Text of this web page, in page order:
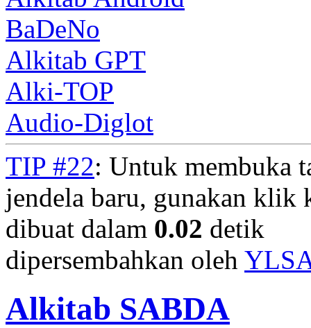
BaDeNo
Alkitab GPT
Alki-TOP
Audio-Diglot
TIP #22: Untuk membuka
jendela baru, gunakan klik
dibuat dalam 0.02 detik
dipersembahkan oleh
Alkitab SABDA